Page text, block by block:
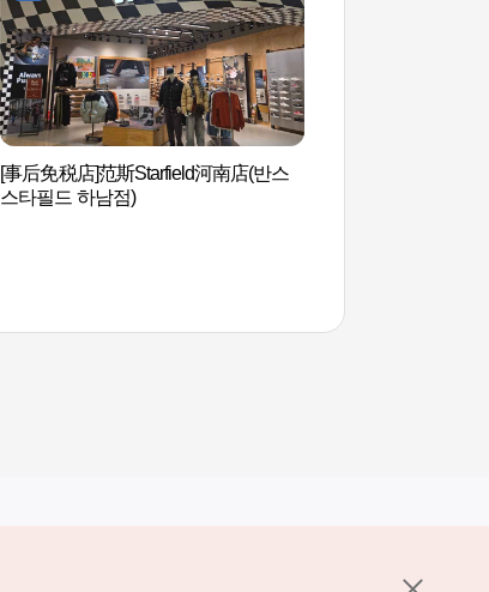
[事后免税店]范斯Starfield河南店(반스
스타필드 하남점)